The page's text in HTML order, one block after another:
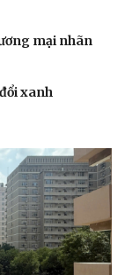
mại nhãn
xanh